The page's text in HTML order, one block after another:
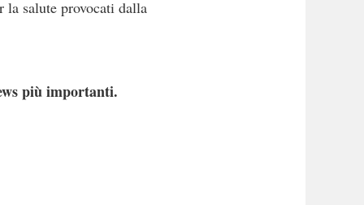
la salute provocati dalla
più importanti.